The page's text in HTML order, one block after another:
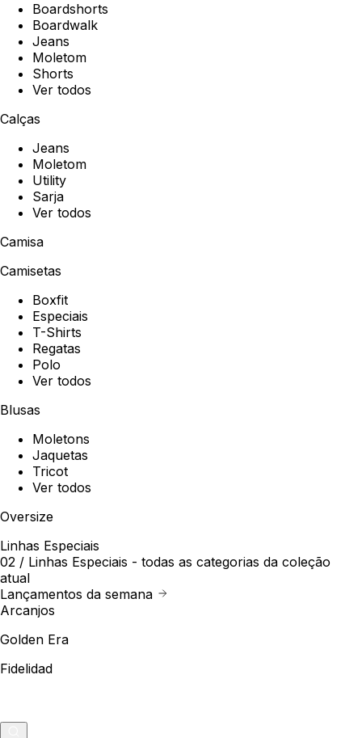
Boardshorts
Boardwalk
Jeans
Moletom
Shorts
Ver todos
Calças
Jeans
Moletom
Utility
Sarja
Ver todos
Camisa
Camisetas
Boxfit
Especiais
T-Shirts
Regatas
Polo
Ver todos
Blusas
Moletons
Jaquetas
Tricot
Ver todos
Oversize
Linhas Especiais
02 / Linhas Especiais - todas as categorias da coleção
atual
Lançamentos da semana
Arcanjos
Golden Era
Fidelidad